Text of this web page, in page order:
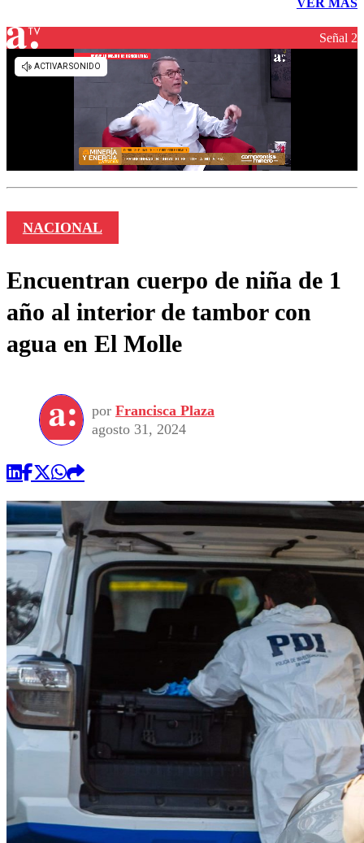
VER MÁS
Señal 2
NACIONAL
Encuentran cuerpo de niña de 1
año al interior de tambor con
agua en El Molle
por Francisca Plaza
agosto 31, 2024